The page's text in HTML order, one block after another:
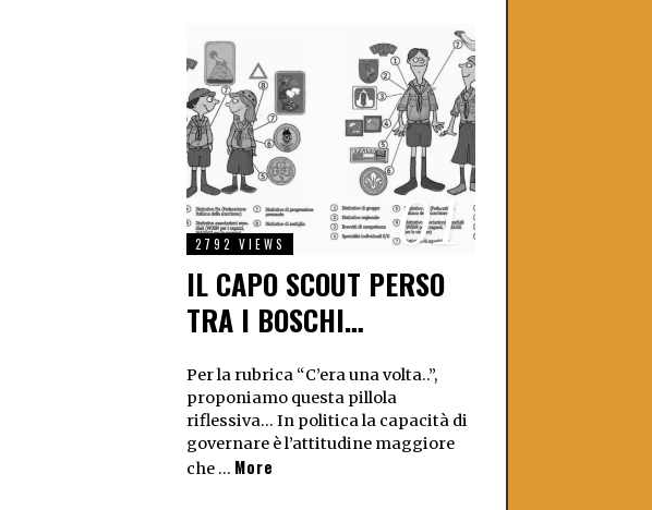
01
2792 VIEWS
IL CAPO SCOUT PERSO
TRA I BOSCHI…
Per la rubrica “C’era una volta..”,
proponiamo questa pillola
riflessiva… In politica la capacità di
governare è l’attitudine maggiore
che … More